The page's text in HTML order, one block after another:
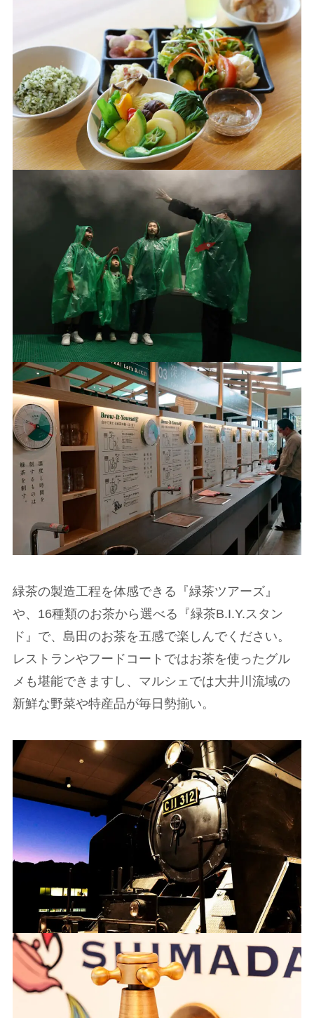
緑茶の製造工程を体感できる『緑茶ツアーズ』
や、16種類のお茶から選べる『緑茶B.I.Y.スタン
ド』で、島田のお茶を五感で楽しんでください。
レストランやフードコートではお茶を使ったグル
メも堪能できますし、マルシェでは大井川流域の
新鮮な野菜や特産品が毎日勢揃い。